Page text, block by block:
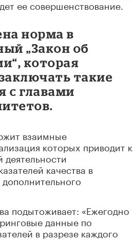
ее совершенствование.
норма в
„Закон об
которая
такие
с главами
взаимные
которых приводит к
деятельности
качества в
подытоживает: «Ежегодно
данные по
в разрезе каждого